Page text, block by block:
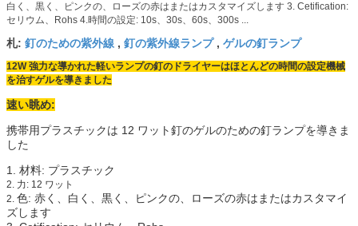
白く、黒く、ピンクの、ローズの赤はまたはカスタマイズします 3. Cetification:
セリウム、Rohs 4.時間の設定: 10s、30s、60s、300s ...
札: 釘のための紫外線 , 釘の紫外線ランプ, ゲルの釘ランプ
12W 強力な導かれた軽いランプの釘のドライヤーはほとんどの時間の設定機械
を治すゲルを導きました
速い眺め:
携帯用プラスチックは 12 ワット釘のゲルのための釘ランプを導きま
した
1. 材料: プラスチック
2. 力: 12 ワット
2. 色: 赤く、白く、黒く、ピンクの、ローズの赤はまたはカスタマイ
ズします